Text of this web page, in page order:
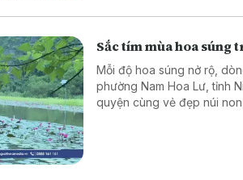
Sắc tím mùa hoa súng
Mỗi độ hoa súng nở rộ,
phường Nam Hoa Lư, tỉnh
quyện cùng vẻ đẹp núi